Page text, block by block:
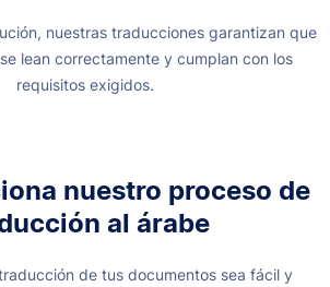
nuestras traducciones garantizan que
lean correctamente y cumplan con los
requisitos exigidos.
nuestro proceso de
al árabe
de tus documentos sea fácil y